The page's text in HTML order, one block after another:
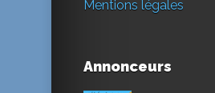
Mentions légales
Annonceurs